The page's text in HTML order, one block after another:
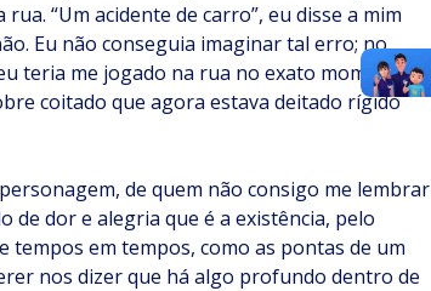
“Um acidente de carro”, eu disse a mim
Eu não conseguia imaginar tal erro; no
teria me jogado na rua no exato momento
coitado que agora estava deitado rígido
de quem não consigo me lembrar
de dor e alegria que é a existência, pelo
tempos em tempos, como as pontas de um
nos dizer que há algo profundo dentro de